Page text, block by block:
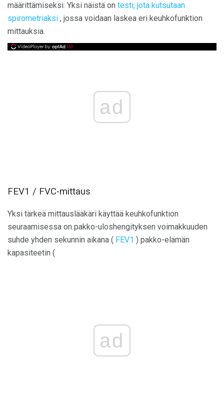
määrittämiseksi. Yksi näistä on testi, jota kutsutaan
spirometriaksi , jossa voidaan laskea eri keuhkofunktion
mittauksia.
ad
FEV1 / FVC-mittaus
Yksi tärkeä mittauslääkäri käyttää keuhkofunktion
seuraamisessa on pakko-uloshengityksen voimakkuuden
suhde yhden sekunnin aikana ( FEV1 ) pakko-elämän
kapasiteetin (
ad